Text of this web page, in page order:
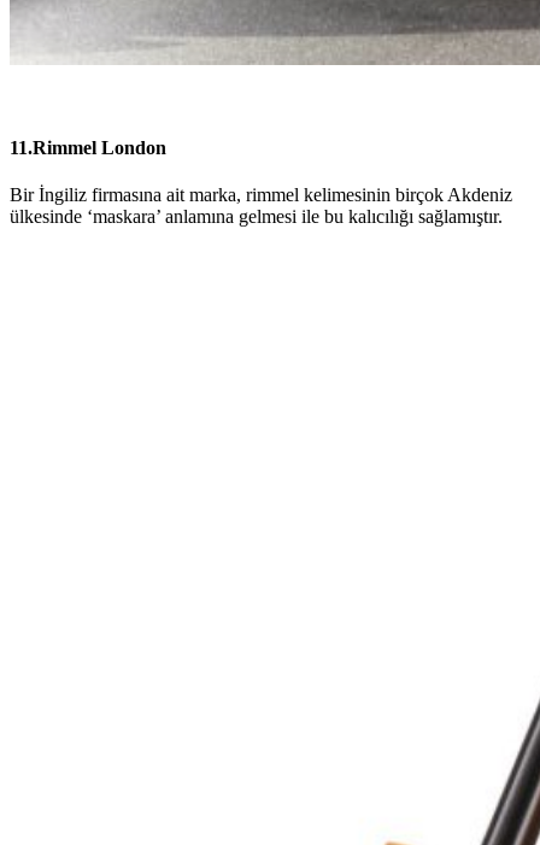
11.Rimmel London
Bir İngiliz firmasına ait marka, rimmel kelimesinin birçok Akdeniz
ülkesinde ‘maskara’ anlamına gelmesi ile bu kalıcılığı sağlamıştır.